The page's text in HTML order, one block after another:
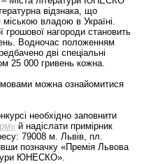
відзнака, що
владою в Україні.
грошової нагороди становить
Водночас положенням
дві спеціальні
25 000 гривень кожна.
можна ознайомитися
необхідно заповнити
й надіслати примірник
79008 м. Львів, пл.
позначку «Премія Львова
ЮНЕСКО».